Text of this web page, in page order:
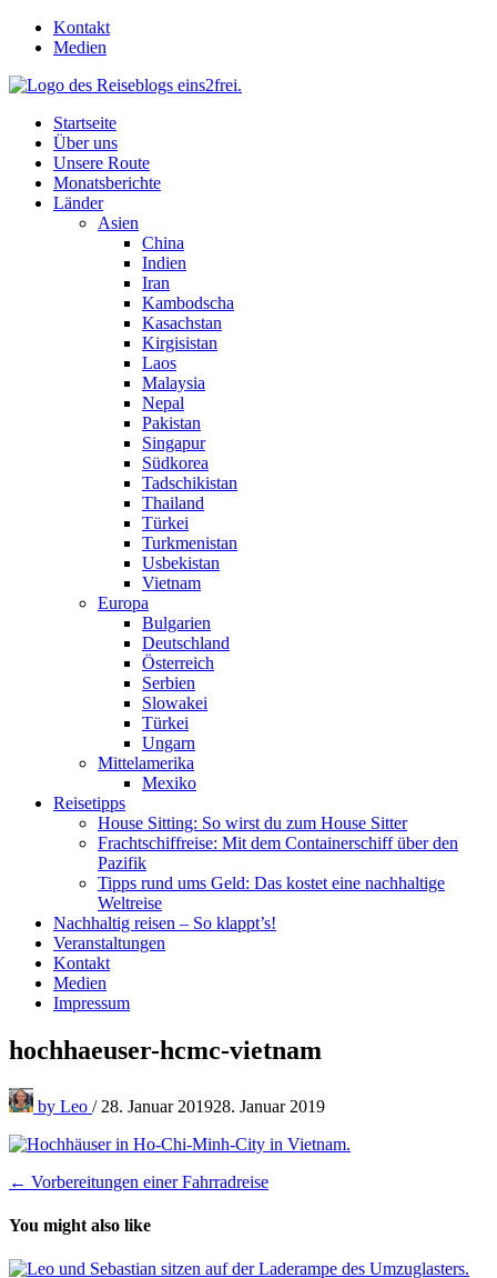
Skip
Kontakt
Medien
Startseite
Über uns
Unsere Route
Monatsberichte
Länder
Asien
China
Indien
Iran
Kambodscha
Kasachstan
Kirgisistan
Laos
Malaysia
Nepal
Pakistan
Singapur
Südkorea
Tadschikistan
Thailand
Türkei
Turkmenistan
Usbekistan
Vietnam
Europa
Bulgarien
Deutschland
Österreich
Serbien
Slowakei
Türkei
Ungarn
Mittelamerika
Mexiko
Reisetipps
House Sitting: So wirst du zum House Sitter
Frachtschiffreise: Mit dem Containerschiff über den
Pazifik
Tipps rund ums Geld: Das kostet eine nachhaltige
Weltreise
Nachhaltig reisen – So klappt’s!
Veranstaltungen
Kontakt
Medien
Impressum
hochhaeuser-hcmc-vietnam
by Leo / 28. Januar 201928. Januar 2019
Beitragsnavigation
← Vorbereitungen einer Fahrradreise
You might also like